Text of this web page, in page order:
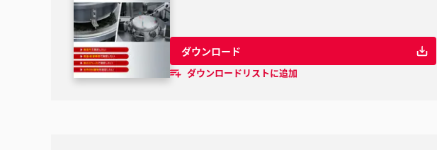
ダウンロード
ダウンロードリストに追加